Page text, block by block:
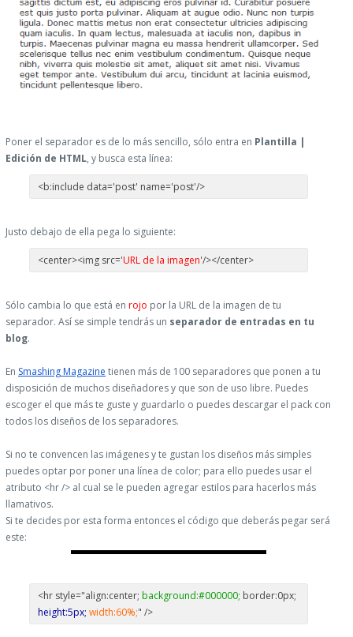
Poner el separador es de lo más sencillo, sólo entra en Plantilla |
Edición de HTML, y busca esta línea:
<b:include data='post' name='post'/>
Justo debajo de ella pega lo siguiente:
<center><img src='URL de la imagen'/></center>
Sólo cambia lo que está en rojo por la URL de la imagen de tu
separador. Así se simple tendrás un separador de entradas en tu
blog.
En Smashing Magazine tienen más de 100 separadores que ponen a tu
disposición de muchos diseñadores y que son de uso libre. Puedes
escoger el que más te guste y guardarlo o puedes descargar el pack con
todos los diseños de los separadores.
Si no te convencen las imágenes y te gustan los diseños más simples
puedes optar por poner una línea de color; para ello puedes usar el
atributo <hr /> al cual se le pueden agregar estilos para hacerlos más
llamativos.
Si te decides por esta forma entonces el código que deberás pegar será
este:
<hr style="align:center; background:#000000; border:0px;
height:5px; width:60%;" />